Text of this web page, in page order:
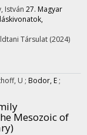
István 27. Magyar
Társulat (2024)
U ; Bodor, E ;
Mesozoic of